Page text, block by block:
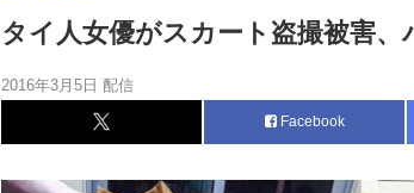
タイ人女優がスカート盗撮被害
2016年3月5日 配信
Facebook